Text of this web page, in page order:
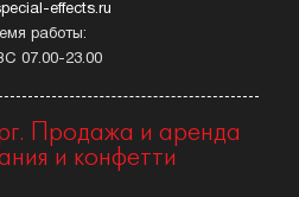
effects.ru
работы:
07.00-23.00
Продажа и аренда
и конфетти